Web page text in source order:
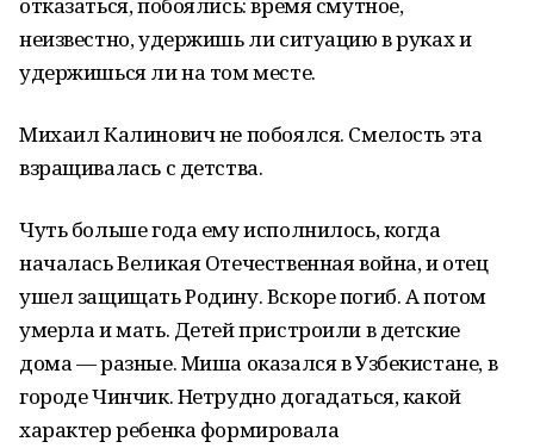
неизвестно, удержишь ли ситуацию в руках и
удержишься ли на том месте.
Михаил Калинович не побоялся. Смелость эта
взращивалась с детства.
Чуть больше года ему исполнилось, когда
началась Великая Отечественная война, и отец
ушел защищать Родину. Вскоре погиб. А потом
умерла и мать. Детей пристроили в детские
дома — разные. Миша оказался в Узбекистане, в
городе Чинчик. Нетрудно догадаться, какой
характер ребенка формировала